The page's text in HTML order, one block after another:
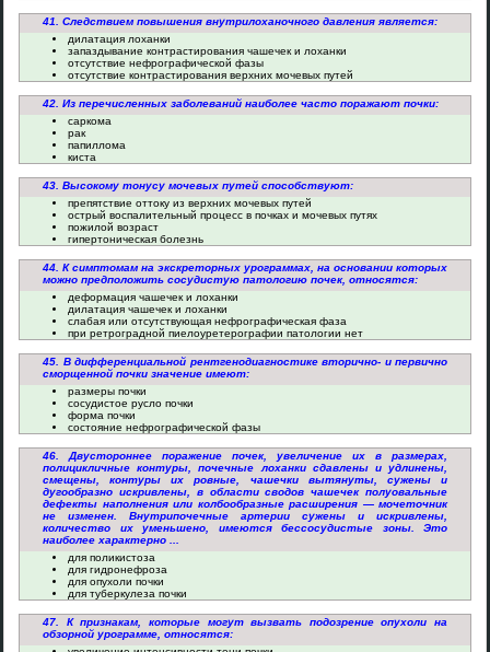
41. Следствием повышения внутрилоханочного давления является:
дилатация лоханки
запаздывание контрастирования чашечек и лоханки
отсутствие нефрографической фазы
отсутствие контрастирования верхних мочевых путей
42. Из перечисленных заболеваний наиболее часто поражают почки:
саркома
рак
папиллома
киста
43. Высокому тонусу мочевых путей способствуют:
препятствие оттоку из верхних мочевых путей
острый воспалительный процесс в почках и мочевых путях
пожилой возраст
гипертоническая болезнь
44. К симптомам на экскреторных урограммах, на основании которых
можно предположить сосудистую патологию почек, относятся:
деформация чашечек и лоханки
дилатация чашечек и лоханки
слабая или отсутствующая нефрографическая фаза
при ретроградной пиелоуретерографии патологии нет
45. В дифференциальной рентгенодиагностике вторично- и первично
сморщенной почки значение имеют:
размеры почки
сосудистое русло почки
форма почки
состояние нефрографической фазы
46. Двустороннее поражение почек, увеличение их в размерах,
полицикличные контуры, почечные лоханки сдавлены и удлинены,
смещены, контуры их ровные, чашечки вытянуты, сужены и
дугообразно искривлены, в области сводов чашечек полуовальные
дефекты наполнения или колбообразные расширения — мочеточник
не изменен. Внутрипочечные артерии сужены и искривлены,
количество их уменьшено, имеются бессосудистые зоны. Это
наиболее характерно ...
для поликистоза
для гидронефроза
для опухоли почки
для туберкулеза почки
47. К признакам, которые могут вызвать подозрение опухоли на
обзорной урограмме, относятся: